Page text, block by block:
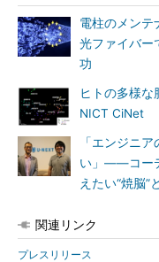
電柱のメン
光ファイバー
功
ヒトの多様
NICT CiNet
「エンジニ
い」――コー
えたい“焼脳”
関連リンク
プレスリリース